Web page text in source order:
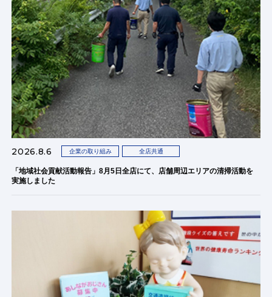
2026.8.6 企業の取り組み 全店共通
「地域社会貢献活動報告」8月5日全店にて、店舗周辺エリアの清掃活動を
実施しました